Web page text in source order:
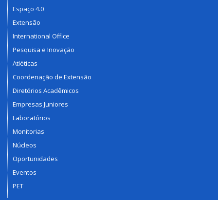
Espaço 4.0
Extensão
International Office
Pesquisa e Inovação
Atléticas
Coordenação de Extensão
Diretórios Acadêmicos
Empresas Juniores
Laboratórios
Monitorias
Núcleos
Oportunidades
Eventos
PET